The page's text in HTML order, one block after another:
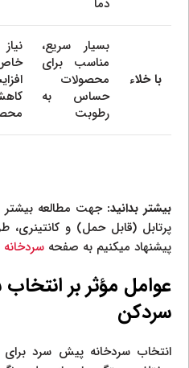
با خلاء
بسیار سریع،
مناسب برای
محصولات
حساس به
رطوبت
بیشتر بدانید: جهت مطالعه
پیشنهاد میکنیم به صفحه سردخانه
عوامل مؤثر بر
سردکن
انتخاب سردخانه پیش سرد